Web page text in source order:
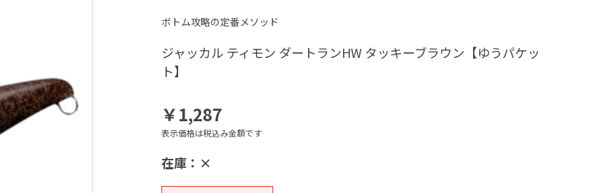
ボトム攻略の定番メソッド
ジャッカル ティモン ダートランHW タッキーブラウン【ゆうパケッ
ト】
￥1,287
表示価格は税込み金額です
在庫：×